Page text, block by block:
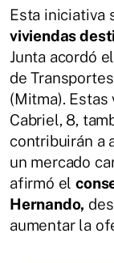
Esta iniciativa
viviendas
Junta acordó
de
(Mitma).
Cabriel, 8,
contribuirán a
un mercado
afirmó el
Hernando,
aumentar la